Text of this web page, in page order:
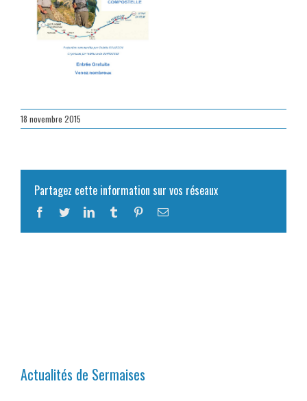
18 novembre 2015
Partagez cette information sur vos réseaux
Facebook
TwitterLinkedInTumblr PinterestEmail
Actualités de Sermaises